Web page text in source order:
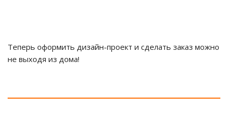
Теперь оформить дизайн-проект и сделать заказ можно
не выходя из дома!